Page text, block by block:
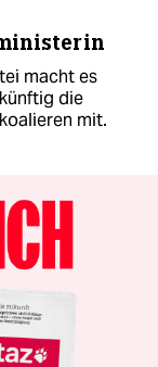
macht es
die
mit.